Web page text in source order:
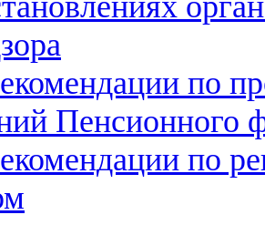
по
Пенсионного
по